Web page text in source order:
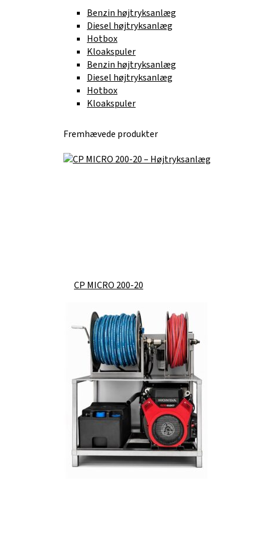
Benzin højtryksanlæg
Diesel højtryksanlæg
Hotbox
Kloakspuler
Benzin højtryksanlæg
Diesel højtryksanlæg
Hotbox
Kloakspuler
Fremhævede produkter
CP MICRO 200-20